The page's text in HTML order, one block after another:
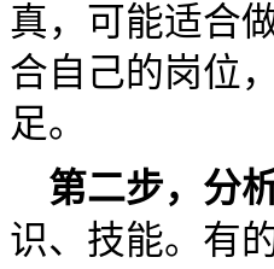
真，可能适合
合自己的岗位
足。
第二步，分
识、技能。有